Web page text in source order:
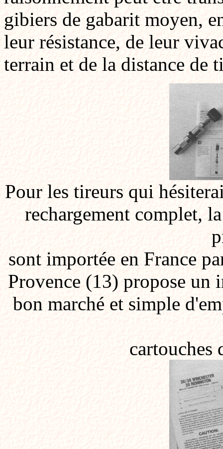
gibiers de gabarit moyen,
leur résistance, de leur
terrain et de la distance de
Pour les tireurs qui
rechargement complet,
sont importée en France
Provence (13) propose un
bon marché et simple
cartouches